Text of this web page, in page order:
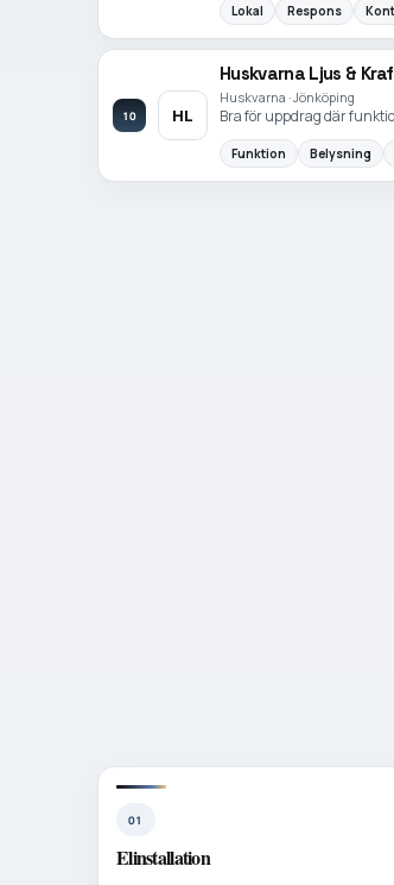
Lokal Respons
10 HL
Huskvarna Ljus &
Huskvarna · Jönköping
Bra för uppdrag där
Funktion Belysning
01
Elinstallation